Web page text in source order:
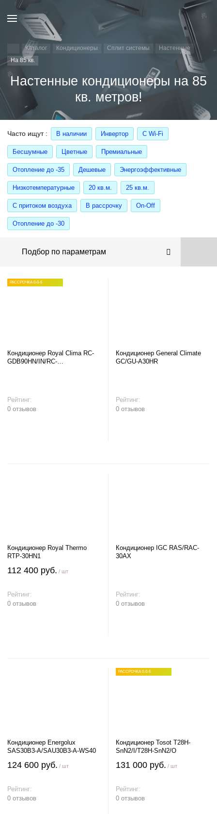
Каталог Кондиционеры Сплит системы
Настенные
На 85 кв.
Настенные кондиционеры на 85
кв. метров!
Часто ищут В наличии Инвертор С Wi-Fi
Бесшумные Цветные Премиальные
Отопление до -35 Дешевые Энергоэффективные
Низкотемпературные 20 кв.м. 25 кв.м.
С притоком воздуха В рассрочку On-Off
Отопление до -30
Подбор по параметрам
РАССРОЧКА 0-0-6
Кондиционер Royal Clima RC-
GDB90HN/IN/RC-
Рейтинг:
0 отзывов
Кондиционер General Climate
GC/GU-A30HR
Рейтинг:
0 отзывов
Кондиционер Royal Thermo
RTP-30HN1
112 400 руб. / шт
Рейтинг:
0 отзывов
Кондиционер IGC RAS/RAC-
30AX
Рейтинг:
0 отзывов
Кондиционер Energolux
SAS30B3-A/SAU30B3-A-WS40
124 600 руб. / шт
Рейтинг:
0 отзывов
РАССРОЧКА 0-0-6
Кондиционер Tosot T28H-
SnN2/I/T28H-SnN2/O
131 000 руб. / шт
Рейтинг:
0 отзывов